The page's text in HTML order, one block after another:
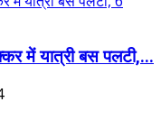
में यात्री बस पलटी,...